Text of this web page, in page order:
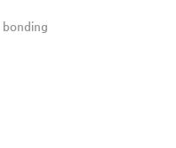
bonding